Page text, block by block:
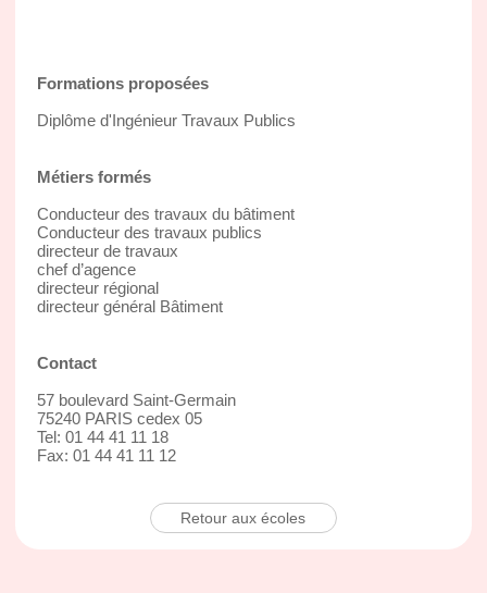
Formations proposées
Diplôme d'Ingénieur Travaux Publics
Métiers formés
Conducteur des travaux du bâtiment
Conducteur des travaux publics
directeur de travaux
chef d’agence
directeur régional
directeur général Bâtiment
Contact
57 boulevard Saint-Germain
75240 PARIS cedex 05
Tel: 01 44 41 11 18
Fax: 01 44 41 11 12
Retour aux écoles